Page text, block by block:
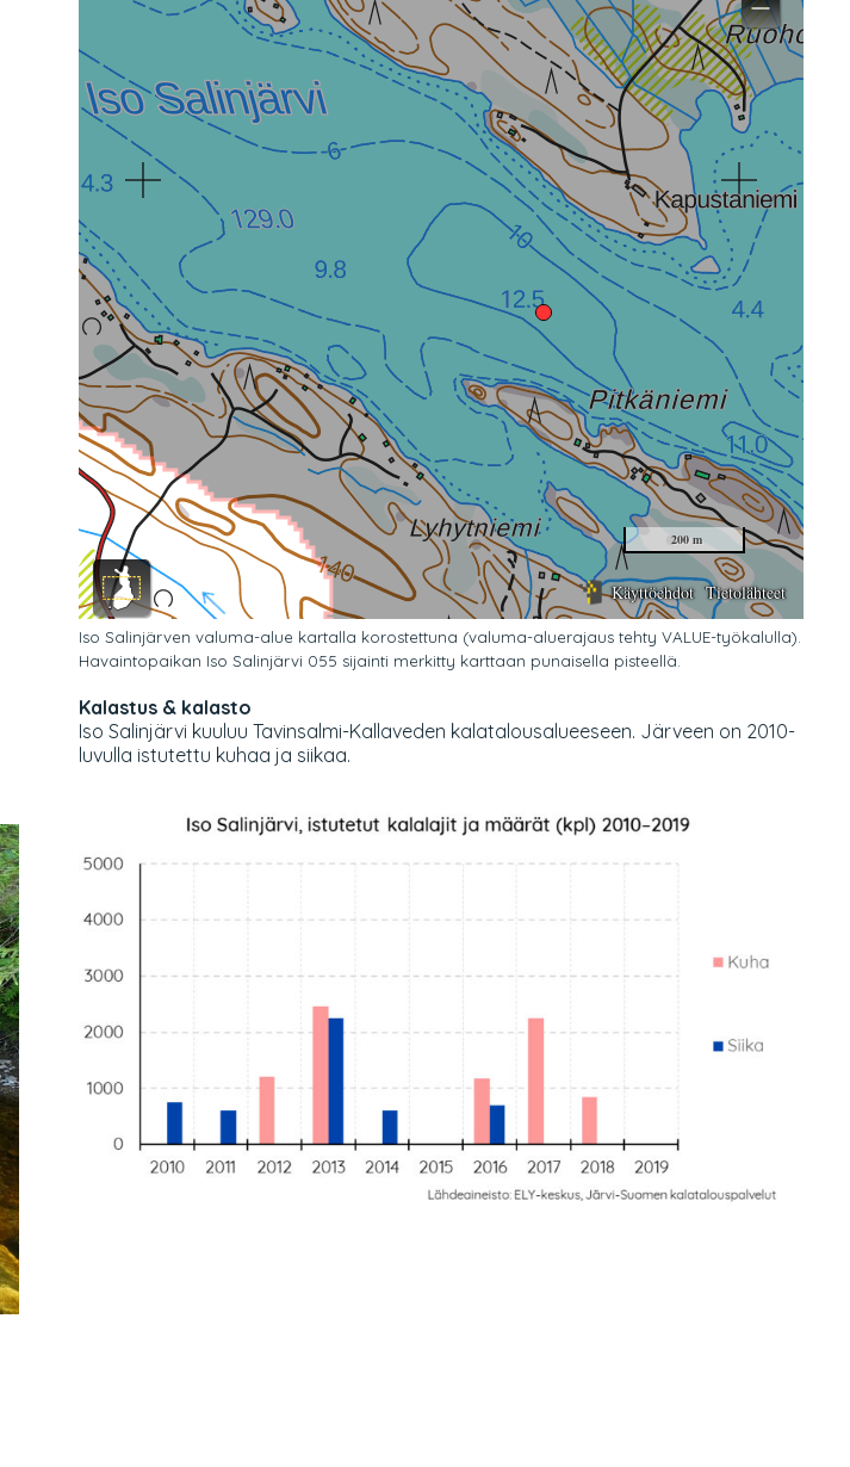
Iso Salinjärven valuma-alue kartalla korostettuna (valuma-aluerajaus tehty VALUE-työkalulla).
Havaintopaikan Iso Salinjärvi 055 sijainti merkitty karttaan punaisella pisteellä.
Kalastus & kalasto
Iso Salinjärvi kuuluu Tavinsalmi-Kallaveden kalatalousalueeseen. Järveen on 2010-
luvulla istutettu kuhaa ja siikaa.